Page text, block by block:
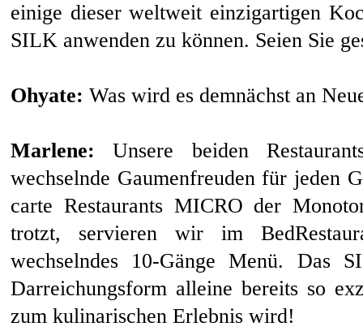
einige dieser weltweit einzigartigen
SILK anwenden zu können. Seien Sie
Ohyate: Was wird es demnächst an
Marlene: Unsere beiden
wechselnde Gaumenfreuden für jeden
carte Restaurants MICRO der
trotzt, servieren wir im
wechselndes 10-Gänge Menü. Das
Darreichungsform alleine bereits so
zum kulinarischen Erlebnis wird!